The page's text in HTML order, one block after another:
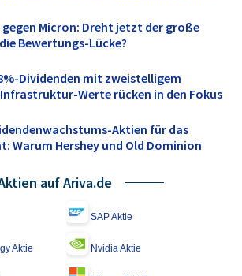
gegen Micron: Dreht jetzt der große
Bewertungs-Lücke?
Dividenden mit zweistelligem
Werte rücken in den Fokus
Aktien für das
Warum Hershey und Old Dominion
auf Ariva.de
SAP Aktie
Aktie Nvidia Aktie